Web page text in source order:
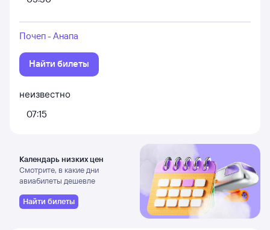
Почеп - Анапа
Найти билеты
неизвестно
07:15
Календарь низких цен
Смотрите, в какие дни
авиабилеты дешевле
Найти билеты